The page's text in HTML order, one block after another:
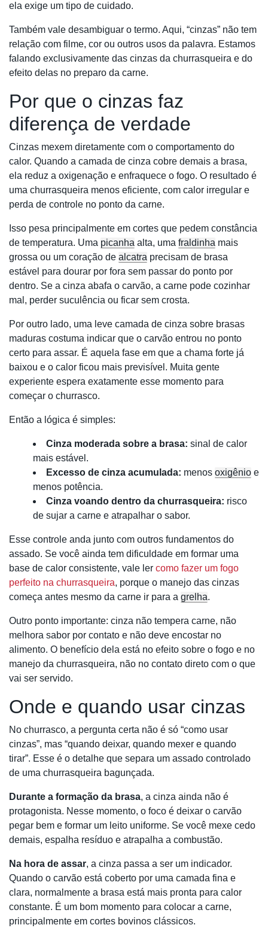
ela exige um tipo de cuidado.
Também vale desambiguar o termo. Aqui, “cinzas” não tem
relação com filme, cor ou outros usos da palavra. Estamos
falando exclusivamente das cinzas da churrasqueira e do
efeito delas no preparo da carne.
Por que o cinzas faz
diferença de verdade
Cinzas mexem diretamente com o comportamento do
calor. Quando a camada de cinza cobre demais a brasa,
ela reduz a oxigenação e enfraquece o fogo. O resultado é
uma churrasqueira menos eficiente, com calor irregular e
perda de controle no ponto da carne.
Isso pesa principalmente em cortes que pedem constância
de temperatura. Uma picanha alta, uma fraldinha mais
grossa ou um coração de alcatra precisam de brasa
estável para dourar por fora sem passar do ponto por
dentro. Se a cinza abafa o carvão, a carne pode cozinhar
mal, perder suculência ou ficar sem crosta.
Por outro lado, uma leve camada de cinza sobre brasas
maduras costuma indicar que o carvão entrou no ponto
certo para assar. É aquela fase em que a chama forte já
baixou e o calor ficou mais previsível. Muita gente
experiente espera exatamente esse momento para
começar o churrasco.
Então a lógica é simples:
Cinza moderada sobre a brasa: sinal de calor
mais estável.
Excesso de cinza acumulada: menos oxigênio e
menos potência.
Cinza voando dentro da churrasqueira: risco
de sujar a carne e atrapalhar o sabor.
Esse controle anda junto com outros fundamentos do
assado. Se você ainda tem dificuldade em formar uma
base de calor consistente, vale ler como fazer um fogo
perfeito na churrasqueira, porque o manejo das cinzas
começa antes mesmo da carne ir para a grelha.
Outro ponto importante: cinza não tempera carne, não
melhora sabor por contato e não deve encostar no
alimento. O benefício dela está no efeito sobre o fogo e no
manejo da churrasqueira, não no contato direto com o que
vai ser servido.
Onde e quando usar cinzas
No churrasco, a pergunta certa não é só “como usar
cinzas”, mas “quando deixar, quando mexer e quando
tirar”. Esse é o detalhe que separa um assado controlado
de uma churrasqueira bagunçada.
Durante a formação da brasa, a cinza ainda não é
protagonista. Nesse momento, o foco é deixar o carvão
pegar bem e formar um leito uniforme. Se você mexe cedo
demais, espalha resíduo e atrapalha a combustão.
Na hora de assar, a cinza passa a ser um indicador.
Quando o carvão está coberto por uma camada fina e
clara, normalmente a brasa está mais pronta para calor
constante. É um bom momento para colocar a carne,
principalmente em cortes bovinos clássicos.